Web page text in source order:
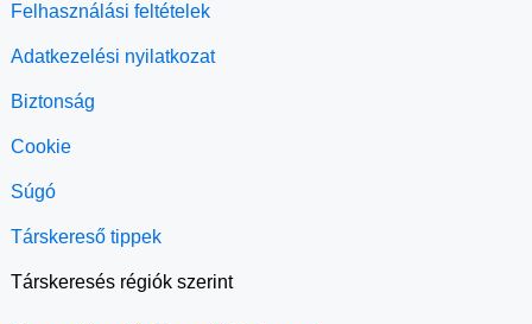
Felhasználási feltételek
Adatkezelési nyilatkozat
Biztonság
Cookie
Súgó
Társkereső tippek
Társkeresés régiók szerint